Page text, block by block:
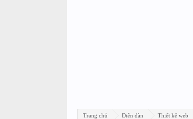
Trang chủ Diễn đàn Thiết kế web